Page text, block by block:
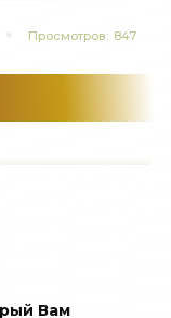
Просмотров: 847
Вам